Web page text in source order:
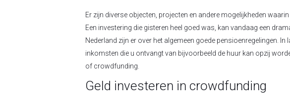
Er zijn diverse objecten, projecten en andere mogelijkheden
Een investering die gisteren heel goed was, kan vandaag een
Nederland zijn er over het algemeen goede pensioenregelingen.
inkomsten die u ontvangt van bijvoorbeeld de huur kan opzij
of crowdfunding.
Geld investeren in crowdfunding